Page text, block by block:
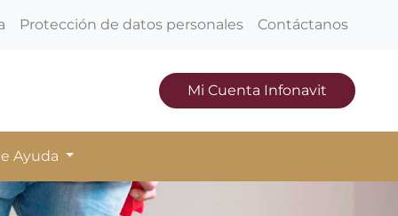
Protección de datos personales Contáctanos
Mi Cuenta Infonavit
Ayuda